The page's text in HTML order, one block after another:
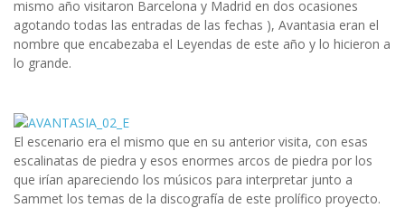
mismo año visitaron Barcelona y Madrid en dos ocasiones
agotando todas las entradas de las fechas ), Avantasia eran el
nombre que encabezaba el Leyendas de este año y lo hicieron a
lo grande.
El escenario era el mismo que en su anterior visita, con esas
escalinatas de piedra y esos enormes arcos de piedra por los
que irían apareciendo los músicos para interpretar junto a
Sammet los temas de la discografía de este prolífico proyecto.